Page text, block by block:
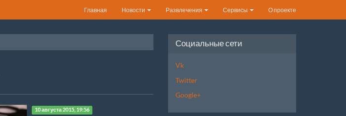
Главная Новости Развлечения Сервисы О проекте
10 августа 2015, 19:56
Социальные сети
Vk
Twitter
Google+